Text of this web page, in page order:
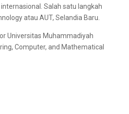
Salah satu langkah
atau AUT, Selandia Baru.
Universitas Muhammadiyah
Computer, and Mathematical